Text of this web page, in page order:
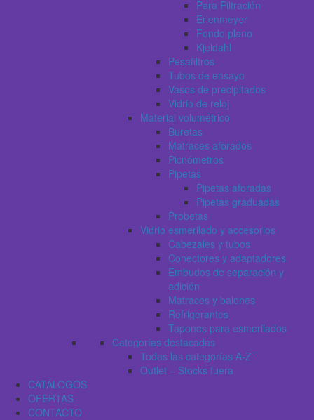
Para Filtración
Erlenmeyer
Fondo plano
Kjeldahl
Pesafiltros
Tubos de ensayo
Vasos de precipitados
Vidrio de reloj
Material volumétrico
Buretas
Matraces aforados
Picnómetros
Pipetas
Pipetas aforadas
Pipetas graduadas
Probetas
Vidrio esmerilado y accesorios
Cabezales y tubos
Conectores y adaptadores
Embudos de separación y
adición
Matraces y balones
Refrigerantes
Tapones para esmerilados
Categorías destacadas
Todas las categorías A-Z
Outlet – Stocks fuera
CATÁLOGOS
OFERTAS
CONTACTO